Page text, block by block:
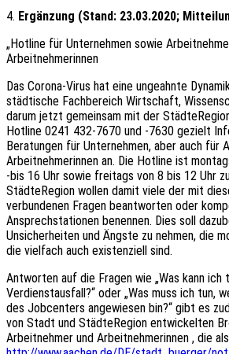
4. Ergänzung (Stand: 23.03.2020;
„Hotline für Unternehmen sowie
Arbeitnehmerinnen
Das Corona-Virus hat eine ungeahnte
städtische Fachbereich Wirtschaft,
darum jetzt gemeinsam mit der
Hotline 0241 432-7670 und -7630 gezielt
Beratungen für Unternehmen, aber auch für
Arbeitnehmerinnen an. Die Hotline ist
-bis 16 Uhr sowie freitags von 8 bis 12 Uhr
StädteRegion wollen damit viele der mit
verbundenen Fragen beantworten oder
Ansprechstationen benennen. Dies soll
Unsicherheiten und Ängste zu nehmen, die
die vielfach auch existenziell sind.
Antworten auf die Fragen wie „Was kann ich
Verdienstausfall?“ oder „Was muss ich tun,
des Jobcenters angewiesen bin?“ gibt es
von Stadt und StädteRegion entwickelten
Arbeitnehmer und Arbeitnehmerinnen , die